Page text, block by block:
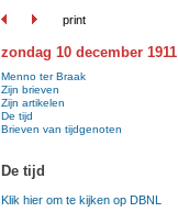
print
zondag 10 december 1911
Menno ter Braak
Zijn brieven
Zijn artikelen
De tijd
Brieven van tijdgenoten
De tijd
Klik hier om te kijken op DBNL